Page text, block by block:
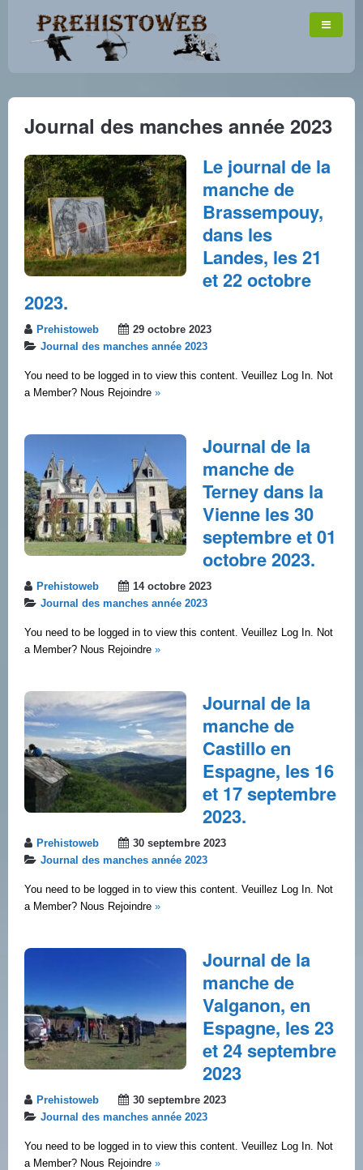
Journal des manches année 2023
Le journal de la
manche de
Brassempouy,
dans les
Landes, les 21
et 22 octobre
2023.
Prehistoweb
29 octobre 2023
Journal des manches année 2023
You need to be logged in to view this content. Veuillez Log In. Not
a Member? Nous Rejoindre »
Journal de la
manche de
Terney dans la
Vienne les 30
septembre et 01
octobre 2023.
Prehistoweb
14 octobre 2023
Journal des manches année 2023
You need to be logged in to view this content. Veuillez Log In. Not
a Member? Nous Rejoindre »
Journal de la
manche de
Castillo en
Espagne, les 16
et 17 septembre
2023.
Prehistoweb
30 septembre 2023
Journal des manches année 2023
You need to be logged in to view this content. Veuillez Log In. Not
a Member? Nous Rejoindre »
Journal de la
manche de
Valganon, en
Espagne, les 23
et 24 septembre
2023
Prehistoweb
30 septembre 2023
Journal des manches année 2023
You need to be logged in to view this content. Veuillez Log In. Not
a Member? Nous Rejoindre »